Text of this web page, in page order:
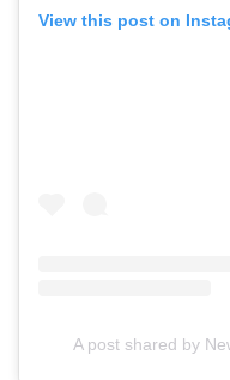
View this post on
A post shared by